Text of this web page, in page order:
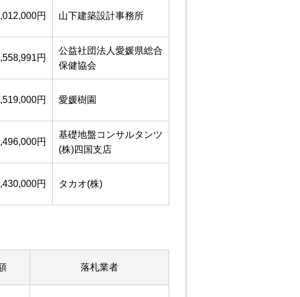
円 山下建築設計事務所
円
公益社団法人愛媛県総合
保健協会
円 愛媛樹園
円
基礎地盤コンサルタンツ
(株)四国支店
円 タカオ(株)
落札業者